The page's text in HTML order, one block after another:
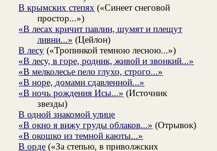
В крымских степях («Синеет снеговой
простор...»)
«В лесах кричит павлин, шумят и плещут
ливни...» (Цейлон)
В лесу («Тропинкой темною лесною...»)
«В лесу, в горе, родник, живой и звонкий...»
«В мелколесье пело глухо, строго...»
«В норе, домами сдавленной...»
«В ночь рождения Исы...» (Источник
звезды)
В одной знакомой улице
«В окно я вижу груды облаков...» (Отрывок)
«В окошко из темной каюты...»
В орде («За степью, в приволжских